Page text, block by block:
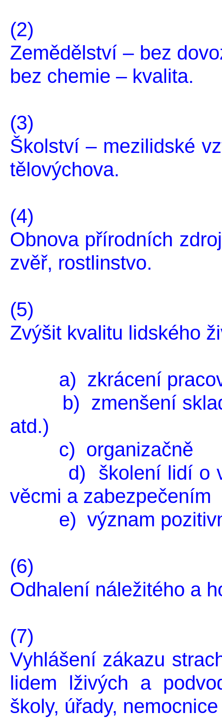
(2)
Zemědělství – bez
bez chemie – kvalita.
(3)
Školství – mezilidské
tělovýchova.
(4)
Obnova přírodních
zvěř, rostlinstvo.
(5)
Zvýšit kvalitu lidského
a) zkrácení
b) zmenšení skladů
atd.)
c) organizačně
d) školení lidí o
věcmi a zabezpečením
e) význam
(6)
Odhalení náležitého a
(7)
Vyhlášení zákazu
lidem lživých a
školy, úřady,